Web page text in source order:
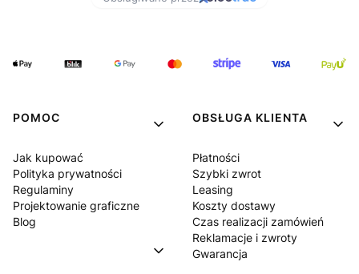
POMOC
Jak kupować
Polityka prywatności
Regulaminy
Projektowanie graficzne
Blog
OBSŁUGA KLIENTA
Płatności
Szybki zwrot
Leasing
Koszty dostawy
Czas realizacji zamówień
Reklamacje i zwroty
Gwarancja